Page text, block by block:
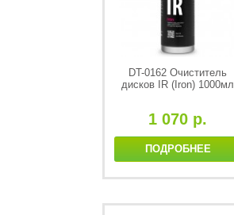
DT-0162 Очиститель
дисков IR (Iron) 1000мл
1 070 р.
ПОДРОБНЕЕ